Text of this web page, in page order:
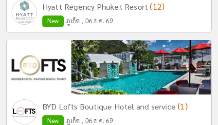
Hyatt Regency Phuket Resort(12)
New ภูเก็ต , 06 ส.ค. 69
BYD Lofts Boutique Hotel and service(1)
New ภูเก็ต , 06 ส.ค. 69